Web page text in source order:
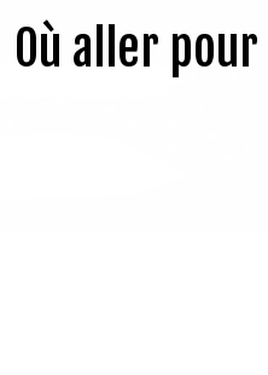
Où aller